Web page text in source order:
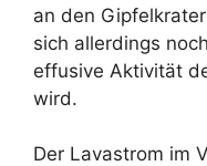
an den
sich allerdings
effusive Aktivität
wird.
Der Lavastrom im